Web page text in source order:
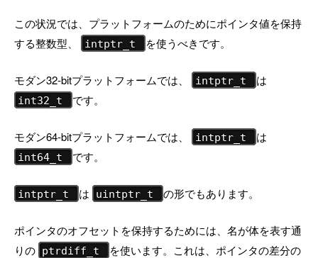
この状況では、プラットフォームのためにポインタ値を保持
する整数型、
intptr_t を使うべきです。
モダン32-bitプラットフォームでは、 intptr_t は
int32_t です。
モダン64-bitプラットフォームでは、 intptr_t は
int64_t です。
intptr_t は uintptr_t の形でもあります。
ポインタのオフセットを保持するためには、名が体を表す通
りの ptrdiff_t
を使います。これは、ポインタの差分の